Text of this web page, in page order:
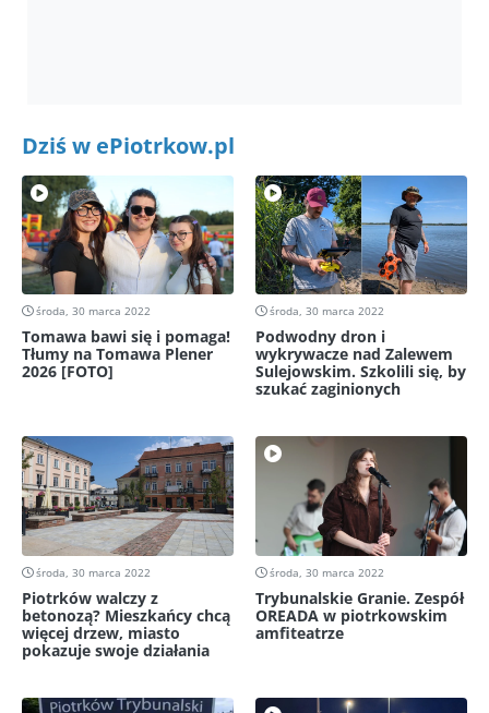
Dziś w ePiotrkow.pl
środa, 30 marca 2022
Tomawa bawi się i pomaga!
Tłumy na Tomawa Plener
2026 [FOTO]
środa, 30 marca 2022
Podwodny dron i
wykrywacze nad Zalewem
Sulejowskim. Szkolili się, by
szukać zaginionych
środa, 30 marca 2022
Piotrków walczy z
betonozą? Mieszkańcy chcą
więcej drzew, miasto
pokazuje swoje działania
środa, 30 marca 2022
Trybunalskie Granie. Zespół
OREADA w piotrkowskim
amfiteatrze